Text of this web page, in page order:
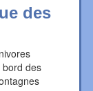
des
des